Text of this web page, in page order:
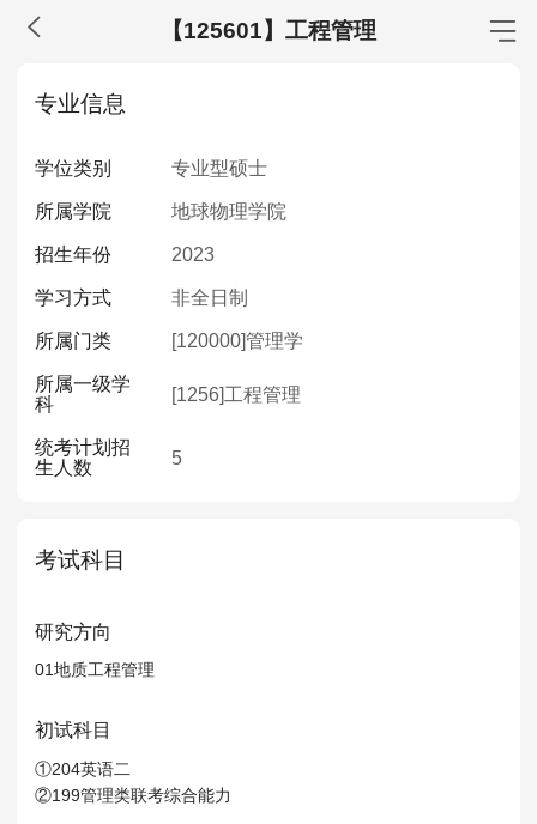
【125601】工程管理
MBA工商管理
考试真题
报考经验 招生简章
MEM工程管理
院校库 考试报名 招生政策
考试真题
报考经验 招生简章
MPA公共管理
院校库 考试报名
考试真题
考试真题
院校库 考试报名
考试真题
报考经验
专业信息
学位类别 专业型硕士
所属学院 地球物理学院
招生年份 2023
学习方式 非全日制
所属门类 [120000]管理学
所属一级学
科
[1256]工程管理
统考计划招
生人数
5
考试科目
研究方向
01地质工程管理
初试科目
①204英语二
②199管理类联考综合能力